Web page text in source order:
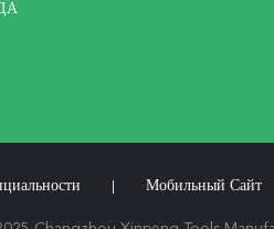
Мобильный Сайт